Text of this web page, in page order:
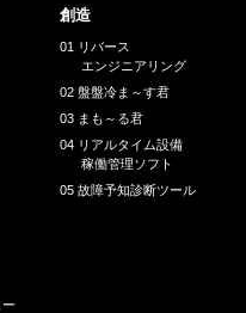
創造
01 リバース
エンジニアリング
02 盤盤冷ま～す君
03 まも～る君
04 リアルタイム設備
稼働管理ソフト
05 故障予知診断ツール